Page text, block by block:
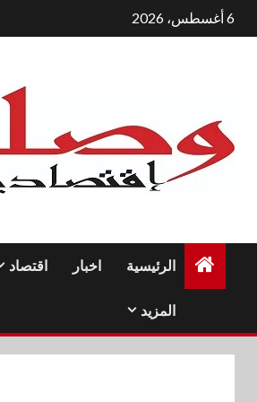
التجاوز
إلى
6 أغسطس، 2026
الرئيسية اخبار اقتصاد
المزيد